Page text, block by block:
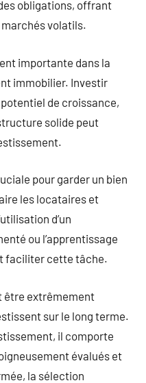
obligations, offrant
volatils.
importante dans la
immobilier. Investir
de croissance,
solide peut
pour garder un bien
les locataires et
d’un
ou l’apprentissage
faciliter cette tâche.
être extrêmement
sur le long terme.
il comporte
évalués et
la sélection